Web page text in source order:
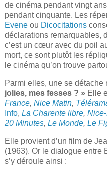
de cinéma pendant vingt
pendant cinquante. Les
Evene ou Dicocitations
déclarations remarquables,
c’est un cœur avec du poil
mort, ce sont plutôt les
le cinéma qu’on trouve
Parmi elles, une se détache
jolies, mes fesses ? » Elle
France, Nice Matin,
Info, La Charente libre,
20 Minutes, Le Monde, Le
Elle provient d’un film de
(1963). Or le dialogue entre
s’y déroule ainsi :